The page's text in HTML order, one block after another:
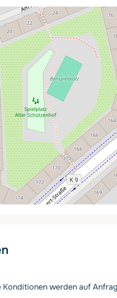
Konditionen werden auf